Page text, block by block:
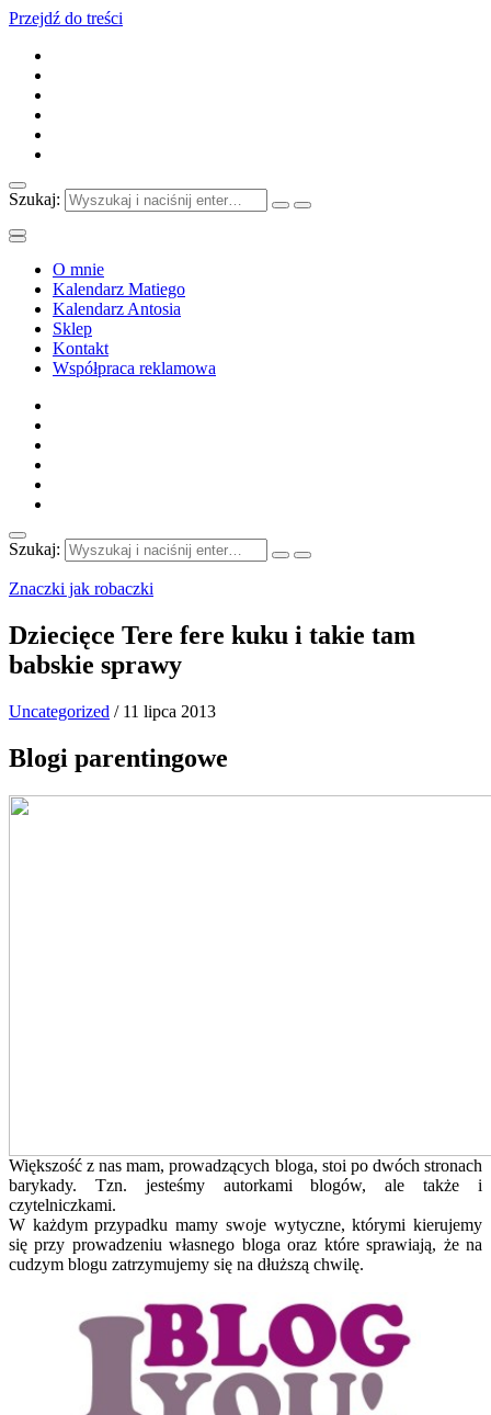
Przejdź do treści
Szukaj:
O mnie
Kalendarz Matiego
Kalendarz Antosia
Sklep
Kontakt
Współpraca reklamowa
Szukaj:
Znaczki jak robaczki
Dziecięce Tere fere kuku i takie tam
babskie sprawy
Uncategorized / 11 lipca 2013
Blogi parentingowe
Większość z nas mam, prowadzących bloga, stoi po dwóch stronach
barykady. Tzn. jesteśmy autorkami blogów, ale także i
czytelniczkami.
W każdym przypadku mamy swoje wytyczne, którymi kierujemy
się przy prowadzeniu własnego bloga oraz które sprawiają, że na
cudzym blogu zatrzymujemy się na dłuższą chwilę.